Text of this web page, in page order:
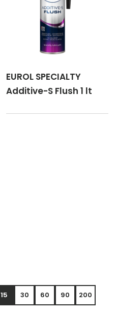
EUROL SPECIALTY
Additive-S Flush 1 lt
15 30 60 90 200